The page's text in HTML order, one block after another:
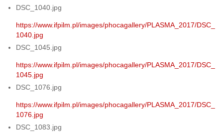
DSC_1040.jpg
https://www.ifpilm.pl/images/phocagallery/PLASMA_2017/DSC_
1040.jpg
DSC_1045.jpg
https://www.ifpilm.pl/images/phocagallery/PLASMA_2017/DSC_
1045.jpg
DSC_1076.jpg
https://www.ifpilm.pl/images/phocagallery/PLASMA_2017/DSC_
1076.jpg
DSC_1083.jpg